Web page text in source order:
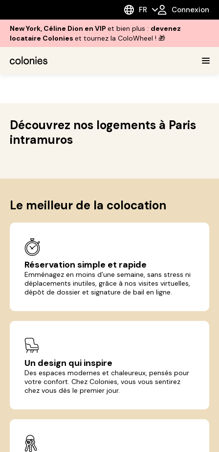
FR Connexion
New York, Céline Dion en VIP et bien plus : devenez
locataire Colonies et tournez la ColoWheel ! 🎁
Découvrez nos logements à Paris
intramuros
Le meilleur de la colocation
Réservation simple et rapide
Emménagez en moins d’une semaine, sans stress ni
déplacements inutiles, grâce à nos visites virtuelles,
dépôt de dossier et signature de bail en ligne.
Un design qui inspire
Des espaces modernes et chaleureux, pensés pour
votre confort. Chez Colonies, vous vous sentirez
chez vous dès le premier jour.